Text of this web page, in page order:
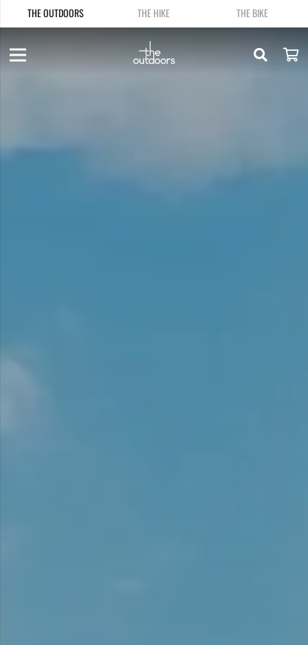
THE OUTDOORS THE HIKE THE BIKE